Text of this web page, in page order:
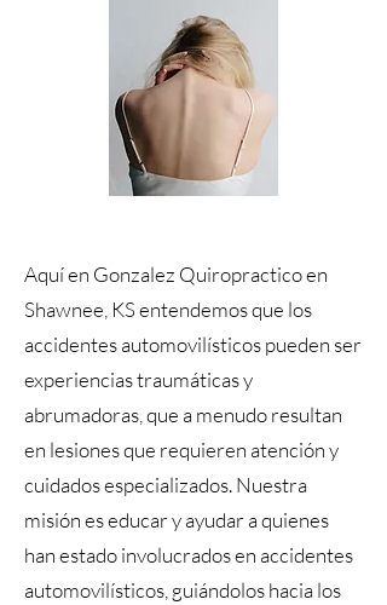
Aquí en Gonzalez Quiropractico en
Shawnee, KS entendemos que los
accidentes automovilísticos pueden ser
experiencias traumáticas y
abrumadoras, que a menudo resultan
en lesiones que requieren atención y
cuidados especializados. Nuestra
misión es educar y ayudar a quienes
han estado involucrados en accidentes
automovilísticos, guiándolos hacia los